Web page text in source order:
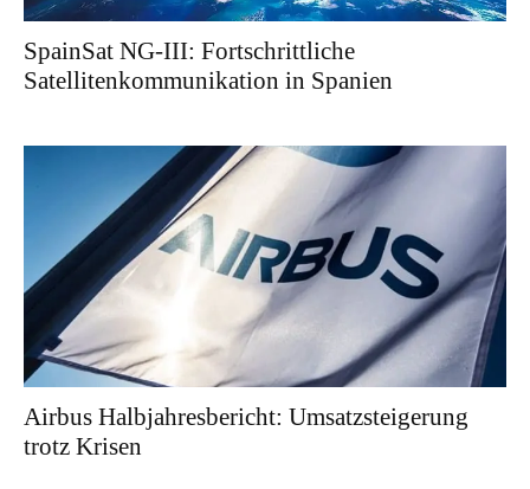
SpainSat NG-III: Fortschrittliche
Satellitenkommunikation in Spanien
Airbus Halbjahresbericht: Umsatzsteigerung
trotz Krisen